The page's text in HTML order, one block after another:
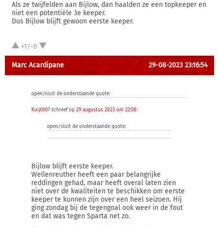
Als ze twijfelden aan Bijlow, dan haalden ze een topkeeper en
niet een potentiële 3e keeper.
Dus Bijlow blijft gewoon eerste keeper.
+1/-0
Marc Acardipane 29-08-2023 23:16:54
open/sluit de onderstaande quote:
Kuijt007schreef op 29 augustus 2023 om 22:58:
open/sluit de onderstaande quote:
Bijlow blijft eerste keeper.
Wellenreuther heeft een paar belangrijke
reddingen gehad, maar heeft overal laten zien
niet over de kwaliteiten te beschikken om eerste
keeper te kunnen zijn over een heel seizoen. Hij
ging zondag bij de tegengoal ook weer in de fout
en dat was tegen Sparta net zo.